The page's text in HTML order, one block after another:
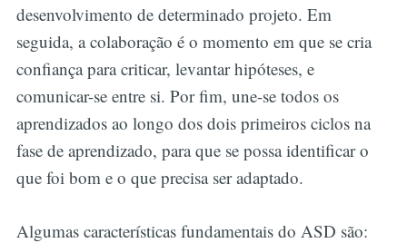
desenvolvimento de determinado projeto. Em
seguida, a colaboração é o momento em que se cria
confiança para criticar, levantar hipóteses, e
comunicar-se entre si. Por fim, une-se todos os
aprendizados ao longo dos dois primeiros ciclos na
fase de aprendizado, para que se possa identificar o
que foi bom e o que precisa ser adaptado.
Algumas características fundamentais do ASD são: